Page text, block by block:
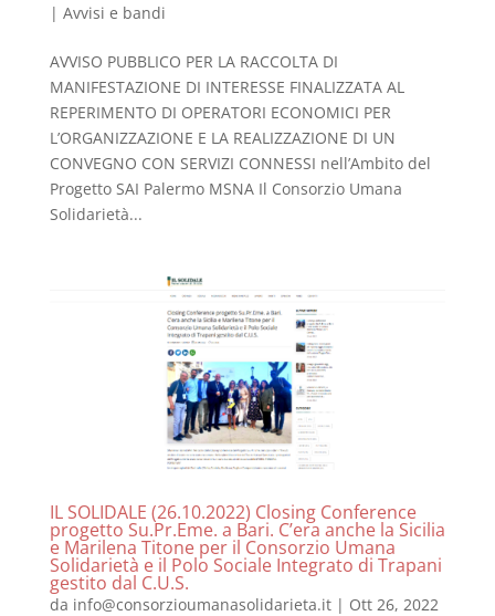
| Avvisi e bandi
AVVISO PUBBLICO PER LA RACCOLTA DI
MANIFESTAZIONE DI INTERESSE FINALIZZATA AL
REPERIMENTO DI OPERATORI ECONOMICI PER
L’ORGANIZZAZIONE E LA REALIZZAZIONE DI UN
CONVEGNO CON SERVIZI CONNESSI nell’Ambito del
Progetto SAI Palermo MSNA Il Consorzio Umana
Solidarietà...
IL SOLIDALE (26.10.2022) Closing Conference
progetto Su.Pr.Eme. a Bari. C’era anche la Sicilia
e Marilena Titone per il Consorzio Umana
Solidarietà e il Polo Sociale Integrato di Trapani
gestito dal C.U.S.
da info@consorzioumanasolidarieta.it| Ott 26, 2022